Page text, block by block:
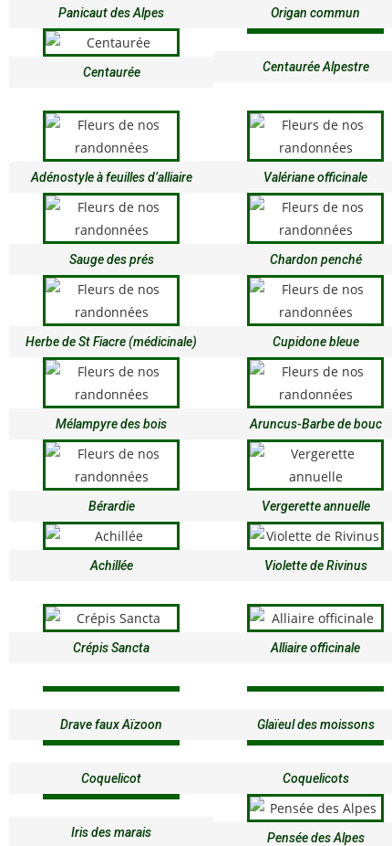
Panicaut des Alpes Origan commun
Centaurée
Centaurée Alpestre
Adénostyle à feuilles d’alliaire Valériane officinale
Sauge des prés Chardon penché
Herbe de St Fiacre (médicinale) Cupidone bleue
Mélampyre des bois Aruncus-Barbe de bouc
Bérardie Vergerette annuelle
Achillée Violette de Rivinus
Crépis Sancta Alliaire officinale
Drave faux Aïzoon Glaïeul des moissons
Coquelicot Coquelicots
Iris des marais Pensée des Alpes